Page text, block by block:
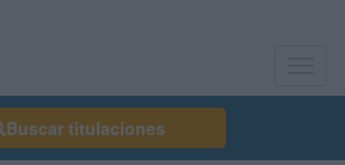
Buscar titulaciones